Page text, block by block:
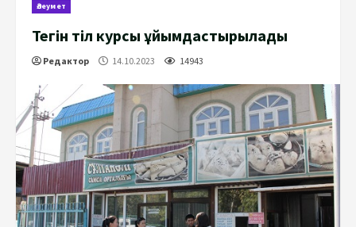
Әлеумет
Тегін тіл курсы ұйымдастырылады
Редактор 14.10.2023 14943